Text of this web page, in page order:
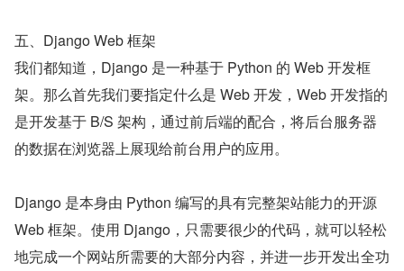
五、Django Web 框架
我们都知道，Django 是一种基于 Python 的 Web 开发框
架。那么首先我们要指定什么是 Web 开发，Web 开发指的
是开发基于 B/S 架构，通过前后端的配合，将后台服务器
的数据在浏览器上展现给前台用户的应用。
Django 是本身由 Python 编写的具有完整架站能力的开源
Web 框架。使用 Django，只需要很少的代码，就可以轻松
地完成一个网站所需要的大部分内容，并进一步开发出全功